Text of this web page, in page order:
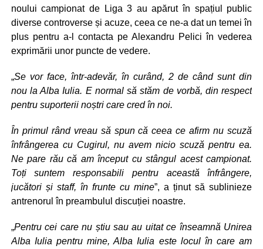
noului campionat de Liga 3 au apărut în spațiul public
diverse controverse și acuze, ceea ce ne-a dat un temei în
plus pentru a-l contacta pe Alexandru Pelici în vederea
exprimării unor puncte de vedere.
„Se vor face, într-adevăr, în curând, 2 de când sunt din
nou la Alba Iulia. E normal să stăm de vorbă, din respect
pentru suporterii noștri care cred în noi.
În primul rând vreau să spun că ceea ce afirm nu scuză
înfrângerea cu Cugirul, nu avem nicio scuză pentru ea.
Ne pare rău că am început cu stângul acest campionat.
Toți suntem responsabili pentru această înfrângere,
jucători și staff, în frunte cu mine”, a ținut să sublinieze
antrenorul în preambulul discuției noastre.
„Pentru cei care nu știu sau au uitat ce înseamnă Unirea
Alba Iulia pentru mine, Alba Iulia este locul în care am